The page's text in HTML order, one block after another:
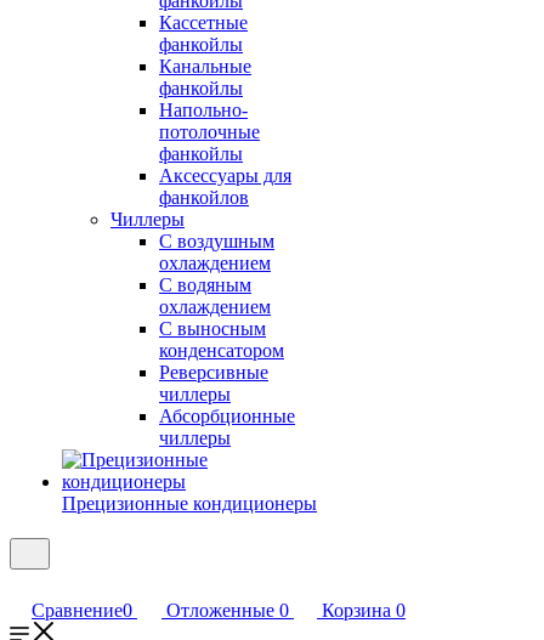
Кассетные
фанкойлы
Канальные
фанкойлы
Напольно-
потолочные
фанкойлы
Аксессуары для
фанкойлов
Чиллеры
С воздушным
охлаждением
С водяным
охлаждением
С выносным
конденсатором
Реверсивные
чиллеры
Абсорбционные
чиллеры
Прецизионные кондиционеры
Сравнение0 Отложенные 0 Корзина 0